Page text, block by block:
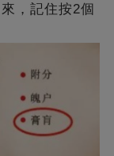
，記住按2個